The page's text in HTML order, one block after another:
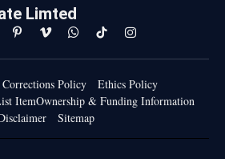
Limted
PinterestVimeoWhatsAppTikTokInstagram
Corrections Policy
Ethics Policy
ItemOwnership & Funding Information
Sitemap